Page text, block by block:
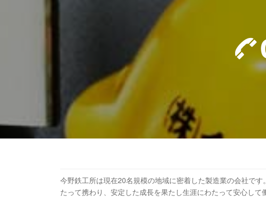
今野鉄工所は現在20名規模の地域に密着した製造業の会社で
たって携わり、安定した成長を果たし生涯にわたって安心して